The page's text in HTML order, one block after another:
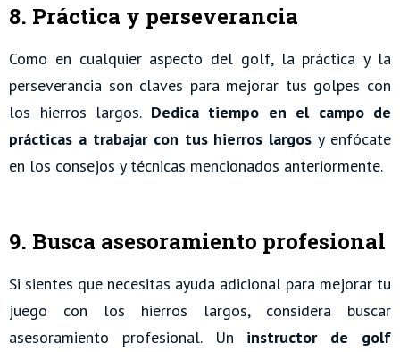
8. Práctica y perseverancia
Como en cualquier aspecto del golf, la práctica y la
perseverancia son claves para mejorar tus golpes con
los hierros largos. Dedica tiempo en el campo de
prácticas a trabajar con tus hierros largos y enfócate
en los consejos y técnicas mencionados anteriormente.
9. Busca asesoramiento profesional
Si sientes que necesitas ayuda adicional para mejorar tu
juego con los hierros largos, considera buscar
asesoramiento profesional. Un instructor de golf